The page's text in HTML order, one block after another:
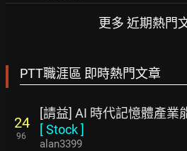
更多 近期熱門
PTT職涯區 即時熱門文章
24
96
[請益] AI 時代記憶體產業
[Stock]
alan3399